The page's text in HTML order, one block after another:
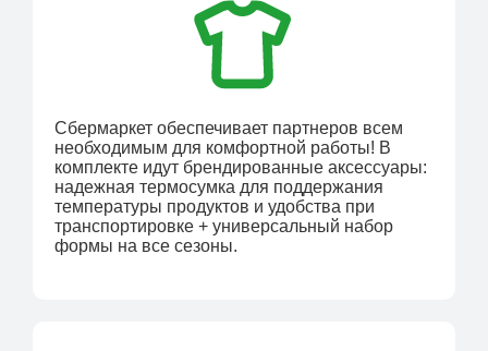
Сбермаркет обеспечивает партнеров всем
необходимым для комфортной работы! В
комплекте идут брендированные аксессуары:
надежная термосумка для поддержания
температуры продуктов и удобства при
транспортировке + универсальный набор
формы на все сезоны.